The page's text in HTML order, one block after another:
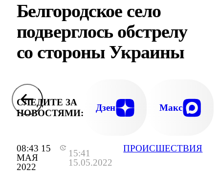
08:43 15
МАЯ
2022
15:41
15.05.2022
ПРОИСШЕСТВИЯ
Белгородское село
подверглось обстрелу
со стороны Украины
СЛЕДИТЕ ЗА
НОВОСТЯМИ:
Дзен Макс